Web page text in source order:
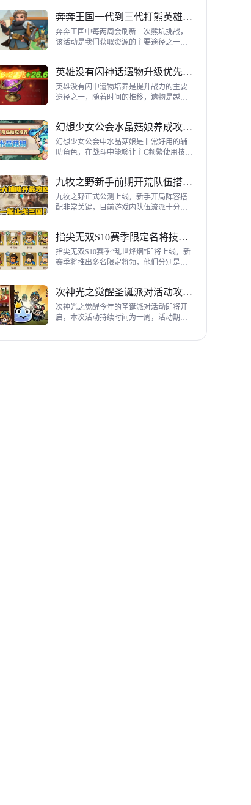
奔奔王国一代到三代打熊英雄推荐
奔奔王国中每两周会刷新一次熊坑挑战，
该活动是我们获取资源的主要途径之一，
到三代打熊英雄选择建议，各位参考一
下。
英雄没有闪神话遗物升级优先级指南
英雄没有闪中遗物培养是提升战力的主要
途径之一，随着时间的推移，遗物是越来
神话遗物升级优先级建议。
幻想少女公会水晶菇娘养成攻略详解
幻想少女公会中水晶菇娘是非常好用的辅
助角色，在战斗中能够让主C频繁使用技
成全方位指南，大家来看看吧。
九牧之野新手前期开荒队伍搭配指南
九牧之野正式公测上线，新手开局阵容搭
配非常关键，目前游戏内队伍流派十分丰
前期开荒阵容搭配详细攻略。
指尖无双S10赛季限定名将技能一览
指尖无双S10赛季“乱世烽烟”即将上线，新
赛季将推出多名限定将领，他们分别是：
了解一下吧。
次神光之觉醒圣诞派对活动攻略指南
次神光之觉醒今年的圣诞派对活动即将开
启，本次活动持续时间为一周，活动期间
来提升活动等级领取对应奖励，下面为大